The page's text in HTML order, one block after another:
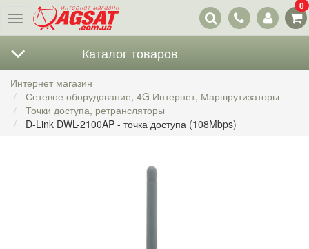
Меню
Наши
контакты
0
Каталог товаров
Интернет магазин
Сетевое оборудование, 4G Интернет, Маршрутизаторы
Точки доступа, ретрансляторы
D-Link DWL-2100AP - точка доступа (108Mbps)